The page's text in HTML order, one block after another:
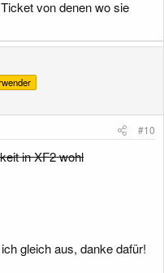
von denen wo sie
#10
in XF2 wohl
gleich aus, danke dafür!